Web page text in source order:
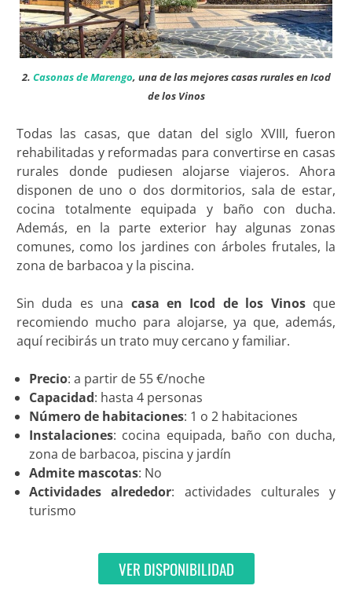
2. Casonas de Marengo, una de las mejores casas rurales en Icod
de los Vinos
Todas las casas, que datan del siglo XVIII, fueron
rehabilitadas y reformadas para convertirse en casas
rurales donde pudiesen alojarse viajeros. Ahora
disponen de uno o dos dormitorios, sala de estar,
cocina totalmente equipada y baño con ducha.
Además, en la parte exterior hay algunas zonas
comunes, como los jardines con árboles frutales, la
zona de barbacoa y la piscina.
Sin duda es una casa en Icod de los Vinosque
recomiendo mucho para alojarse, ya que, además,
aquí recibirás un trato muy cercano y familiar.
Precio: a partir de 55 €/noche
Capacidad: hasta 4 personas
Número de habitaciones: 1 o 2 habitaciones
Instalaciones: cocina equipada, baño con ducha,
zona de barbacoa, piscina y jardín
Admite mascotas: No
Actividades alrededor: actividades culturales y
turismo
VER DISPONIBILIDAD